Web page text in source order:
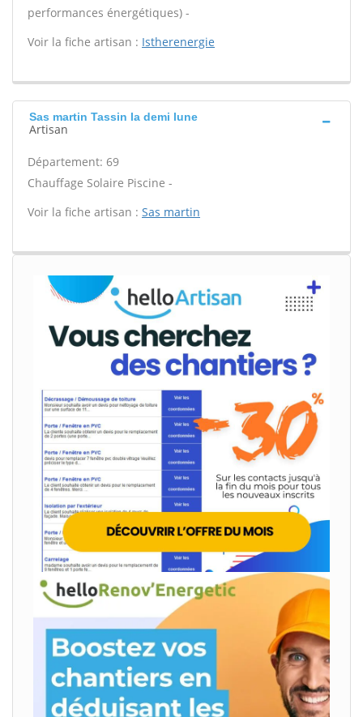
performances énergétiques) -
Voir la fiche artisan : Istherenergie
Sas martin Tassin la demi lune
Artisan
Département: 69
Chauffage Solaire Piscine -
Voir la fiche artisan : Sas martin